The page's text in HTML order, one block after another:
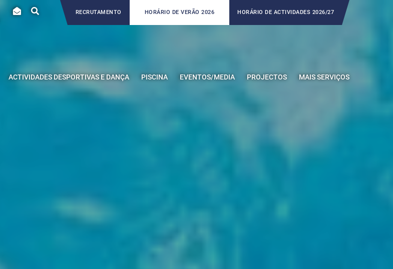
RECRUTAMENTO HORÁRIO DE VERÃO 2026 HORÁRIO DE ACTIVIDADES 2026/27
ACTIVIDADES DESPORTIVAS E DANÇA PISCINA EVENTOS/MEDIA PROJECTOS MAIS SERVIÇOS